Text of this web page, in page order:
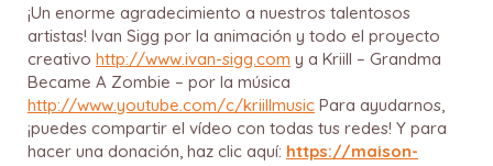
¡Un enorme agradecimiento a nuestros talentosos
artistas! Ivan Sigg por la animación y todo el proyecto
creativo http://www.ivan-sigg.com y a Kriill – Grandma
Became A Zombie – por la música
http://www.youtube.com/c/kriillmusic Para ayudarnos,
¡puedes compartir el vídeo con todas tus redes! Y para
hacer una donación, haz clic aquí: https://maison-